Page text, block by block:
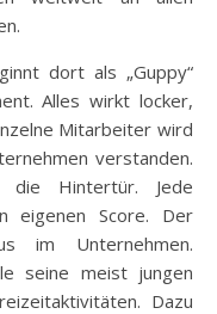
dort als „Guppy“
Alles wirkt locker,
Mitarbeiter wird
verstanden.
Hintertür. Jede
eigenen Score. Der
im Unternehmen.
seine meist jungen
Dazu